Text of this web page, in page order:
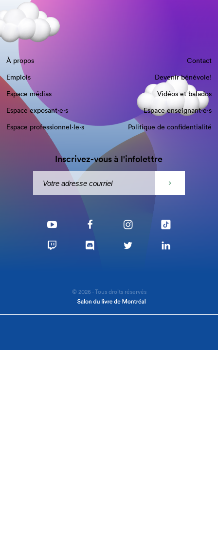
À propos
Contact
Emplois
Devenir bénévole!
Espace médias
Vidéos et balados
Espace exposant·e⋅s
Espace enseignant·e⋅s
Espace professionnel·le⋅s
Politique de confidentialité
Inscrivez-vous à l'infolettre
© 2026 - Tous droits réservés